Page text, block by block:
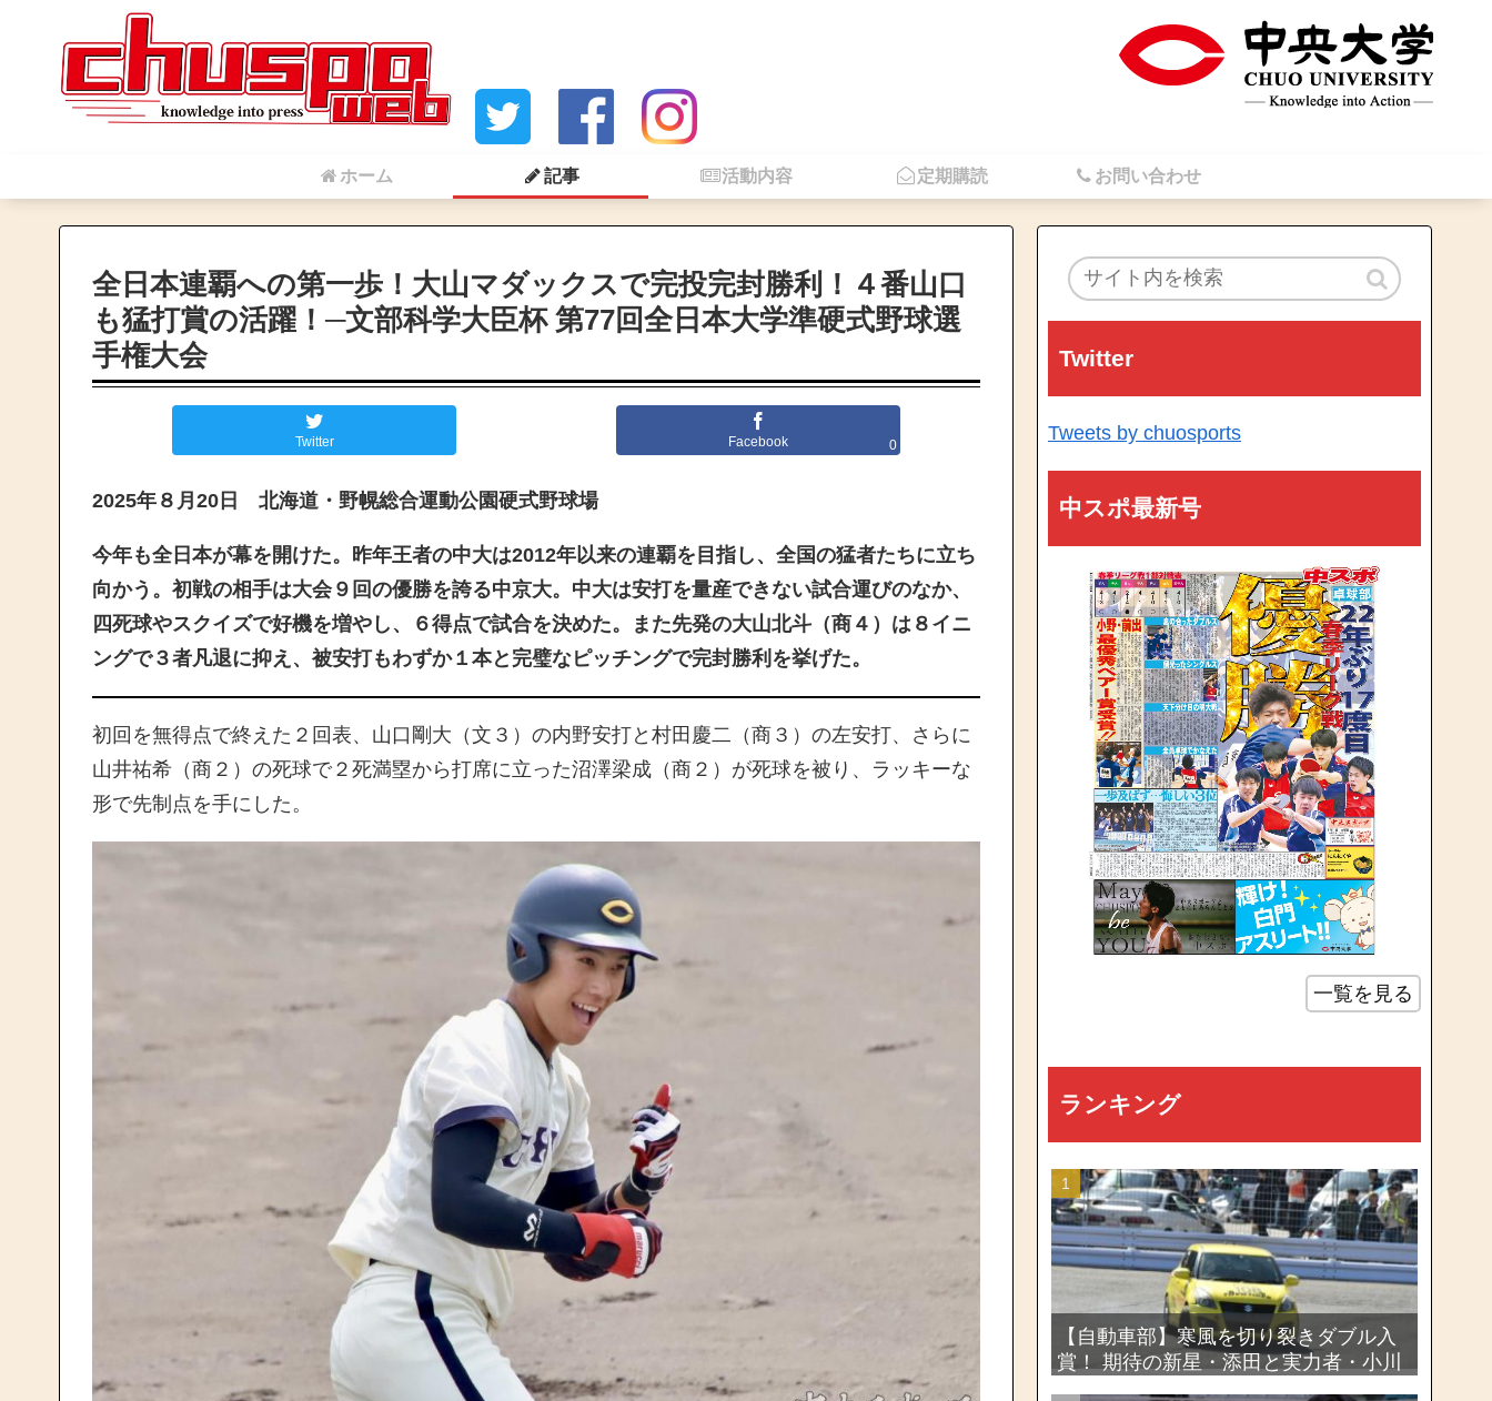
ホーム 記事 活動内容 定期購読 お問い合わせ
全日本連覇への第一歩！大山マダックスで完投完封勝利！４番山口
も猛打賞の活躍！─文部科学大臣杯 第77回全日本大学準硬式野球選
手権大会
Twitter Facebook 0
2025年８月20日 北海道・野幌総合運動公園硬式野球場
今年も全日本が幕を開けた。昨年王者の中大は2012年以来の連覇を目指し、全国の猛者たちに立ち
向かう。初戦の相手は大会９回の優勝を誇る中京大。中大は安打を量産できない試合運びのなか、
四死球やスクイズで好機を増やし、６得点で試合を決めた。また先発の大山北斗（商４）は８イニ
ングで３者凡退に抑え、被安打もわずか１本と完璧なピッチングで完封勝利を挙げた。
初回を無得点で終えた２回表、山口剛大（文３）の内野安打と村田慶二（商３）の左安打、さらに
山井祐希（商２）の死球で２死満塁から打席に立った沼澤梁成（商２）が死球を被り、ラッキーな
形で先制点を手にした。
Twitter
Tweets by chuosports
中スポ最新号
一覧を見る
ランキング
【自動車部】寒風を切り裂きダブル入
賞！ 期待の新星・添田と実力者・小川